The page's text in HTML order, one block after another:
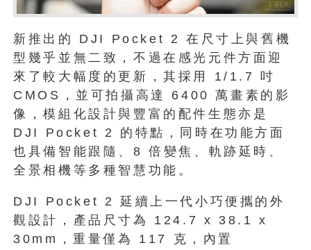
新推出的 DJI Pocket 2 在尺寸上與舊機
型幾乎並無二致，不過在感光元件方面迎
來了較大幅度的更新，其採用 1/1.7 吋
CMOS，並可拍攝高達 6400 萬畫素的影
像，模組化設計與豐富的配件生態亦是
DJI Pocket 2 的特點，同時在功能方面
也具備智能跟隨、8 倍變焦、軌跡延時、
全景相機等多種智慧功能。
DJI Pocket 2 延續上一代小巧便攜的外
觀設計，產品尺寸為 124.7 x 38.1 x
30mm，重量僅為 117 克，內置